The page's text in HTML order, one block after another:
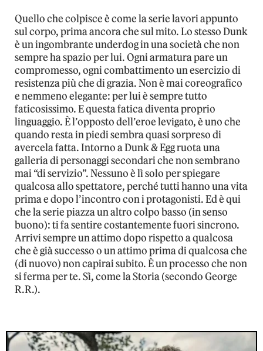
Quello che colpisce è come la serie lavori appunto
sul corpo, prima ancora che sul mito. Lo stesso Dunk
è un ingombrante underdog in una società che non
sempre ha spazio per lui. Ogni armatura pare un
compromesso, ogni combattimento un esercizio di
resistenza più che di grazia. Non è mai coreografico
e nemmeno elegante: per lui è sempre tutto
faticosissimo. E questa fatica diventa proprio
linguaggio. È l’opposto dell’eroe levigato, è uno che
quando resta in piedi sembra quasi sorpreso di
avercela fatta. Intorno a Dunk & Egg ruota una
galleria di personaggi secondari che non sembrano
mai “di servizio”. Nessuno è lì solo per spiegare
qualcosa allo spettatore, perché tutti hanno una vita
prima e dopo l’incontro con i protagonisti. Ed è qui
che la serie piazza un altro colpo basso (in senso
buono): ti fa sentire costantemente fuori sincrono.
Arrivi sempre un attimo dopo rispetto a qualcosa
che è già successo o un attimo prima di qualcosa che
(di nuovo) non capirai subito. È un processo che non
si ferma per te. Sì, come la Storia (secondo George
R.R.).